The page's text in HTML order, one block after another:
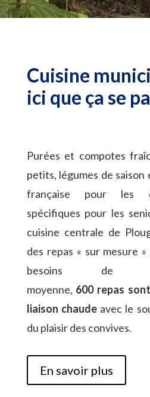
Cuisine
ici que ça se
Purées et compotes
petits, légumes de saison
française pour les
spécifiques pour les
cuisine centrale de
des repas « sur mesure
besoins de
moyenne, 600repas
liaison chaude avec le
du plaisir des convives.
En savoir plus